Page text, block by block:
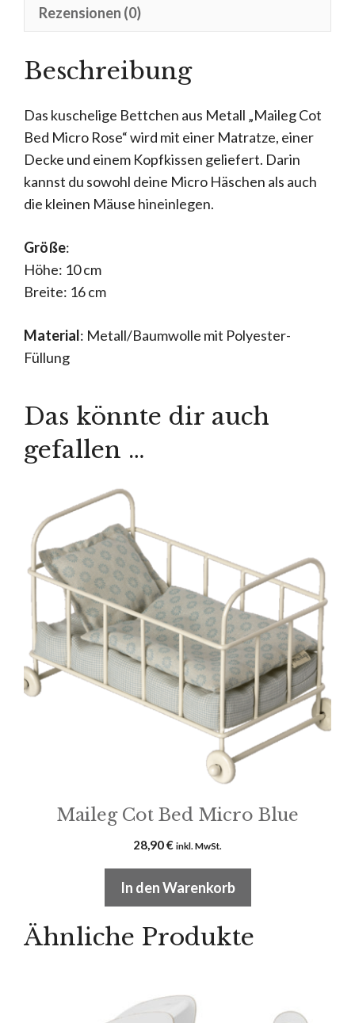
Rezensionen (0)
Beschreibung
Das kuschelige Bettchen aus Metall „Maileg Cot
Bed Micro Rose“ wird mit einer Matratze, einer
Decke und einem Kopfkissen geliefert. Darin
kannst du sowohl deine Micro Häschen als auch
die kleinen Mäuse hineinlegen.
Größe:
Höhe: 10 cm
Breite: 16 cm
Material: Metall/Baumwolle mit Polyester-
Füllung
Das könnte dir auch
gefallen …
Maileg Cot Bed Micro Blue
28,90€ inkl. MwSt.
In den Warenkorb
Ähnliche Produkte